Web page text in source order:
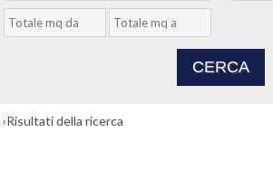
›Risultati della ricerca